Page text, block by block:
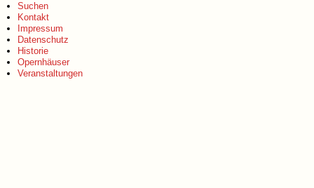
Suchen
Kontakt
Impressum
Datenschutz
Historie
Opernhäuser
Veranstaltungen